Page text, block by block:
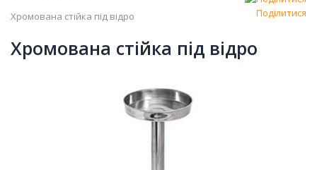
Хромована стійка під відро
Поділитися
Хромована стійка під відро